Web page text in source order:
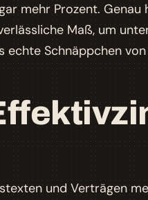
mehr Prozent.
Maß, um
echte Schnäppchen
und Verträgen